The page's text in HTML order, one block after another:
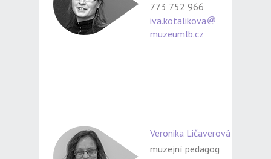
773 752 966
iva.kotalikova
muzeumlb.cz
Veronika Ličaverová
muzejní pedagog